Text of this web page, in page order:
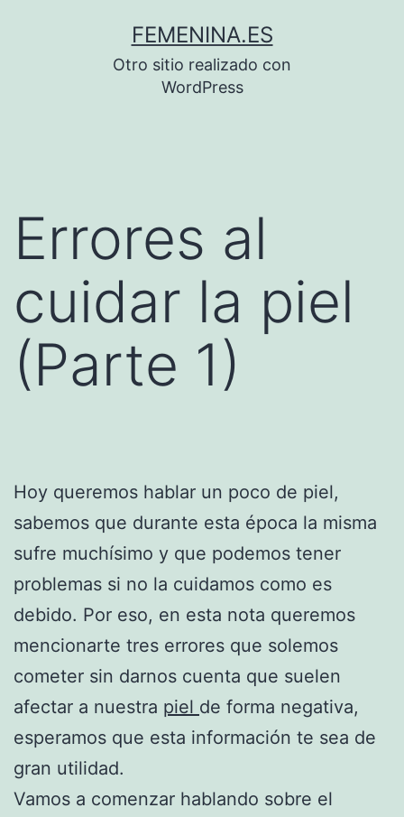
FEMENINA.ES
Otro sitio realizado con
WordPress
Errores al
cuidar la piel
(Parte 1)
Hoy queremos hablar un poco de piel,
sabemos que durante esta época la misma
sufre muchísimo y que podemos tener
problemas si no la cuidamos como es
debido. Por eso, en esta nota queremos
mencionarte tres errores que solemos
cometer sin darnos cuenta que suelen
afectar a nuestra piel de forma negativa,
esperamos que esta información te sea de
gran utilidad.
Vamos a comenzar hablando sobre el